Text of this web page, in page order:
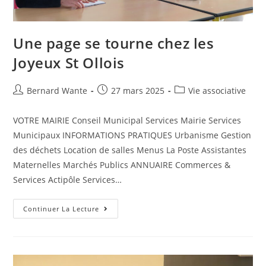
Une page se tourne chez les
Joyeux St Ollois
Bernard Wante 27 mars 2025 Vie associative
VOTRE MAIRIE Conseil Municipal Services Mairie Services
Municipaux INFORMATIONS PRATIQUES Urbanisme Gestion
des déchets Location de salles Menus La Poste Assistantes
Maternelles Marchés Publics ANNUAIRE Commerces &
Services Actipôle Services…
Continuer La Lecture